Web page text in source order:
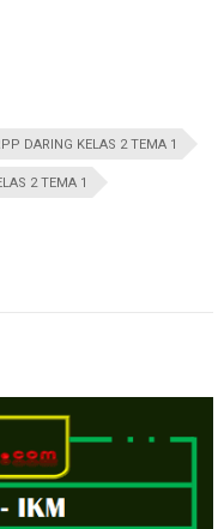
DARING KELAS 2 TEMA 1
2 TEMA 1